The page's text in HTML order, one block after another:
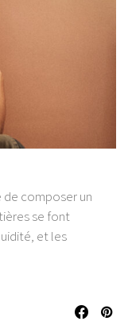
de composer un
se font
et les